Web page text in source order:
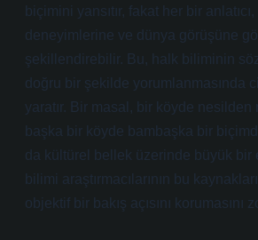
biçimini yansıtır, fakat her bir
deneyimlerine ve dünya görüşüne
şekillendirebilir. Bu, halk biliminin
doğru bir şekilde yorumlanmasında
yaratır. Bir masal, bir köyde nesilden
başka bir köyde bambaşka bir
da kültürel bellek üzerinde büyük bir
bilimi araştırmacılarının bu
objektif bir bakış açısını korumasını